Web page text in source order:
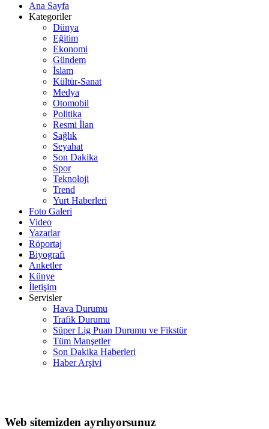
Ana Sayfa
Kategoriler
Dünya
Eğitim
Ekonomi
Gündem
İslam
Kültür-Sanat
Medya
Otomobil
Politika
Resmi İlan
Sağlık
Seyahat
Son Dakika
Spor
Teknoloji
Trend
Yurt Haberleri
Foto Galeri
Video
Yazarlar
Röportaj
Biyografi
Anketler
Künye
İletişim
Servisler
Hava Durumu
Trafik Durumu
Süper Lig Puan Durumu ve Fikstür
Tüm Manşetler
Son Dakika Haberleri
Haber Arşivi
Web sitemizden ayrılıyorsunuz